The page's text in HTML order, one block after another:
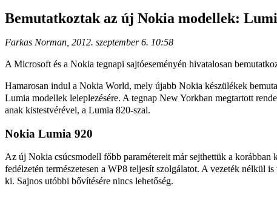
Bemutatkoztak az új Nokia modellek:
Farkas Norman, 2012. szeptember 6. 10:58
A Microsoft és a Nokia tegnapi sajtóeseményén hivatalosan
Hamarosan indul a Nokia World, mely újabb Nokia készülékek
Lumia modellek leleplezésére. A tegnap New Yorkban megtartott
anak kistestvérével, a Lumia 820-szal.
Nokia Lumia 920
Az új Nokia csúcsmodell főbb paramétereit már sejthettük a
fedélzetén természetesen a WP8 teljesít szolgálatot. A vezeték
ki. Sajnos utóbbi bővítésére nincs lehetőség.